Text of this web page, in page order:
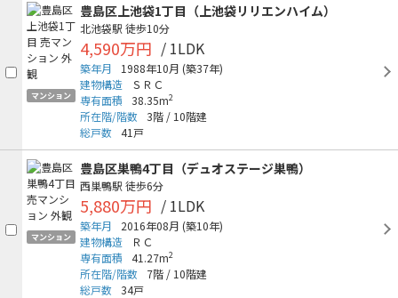
マンション
豊島区上池袋1丁目（上池袋リリエンハイム）
北池袋駅 徒歩10分
4,590万円 / 1LDK
築年月 1988年10月 (築37年)
建物構造
ＳＲＣ
専有面積
38.35m2
所在階/階数 3階 / 10階建
総戸数 41戸
マンション
豊島区巣鴨4丁目（デュオステージ巣鴨）
西巣鴨駅 徒歩6分
5,880万円 / 1LDK
築年月 2016年08月 (築10年)
建物構造
ＲＣ
専有面積
41.27m2
所在階/階数 7階 / 10階建
総戸数 34戸